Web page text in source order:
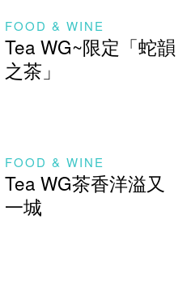
FOOD & WINE
Tea WG~限定「蛇韻
之茶」
FOOD & WINE
Tea WG茶香洋溢又
一城